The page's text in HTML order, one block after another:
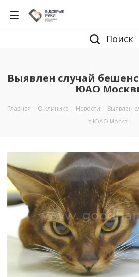
Поиск
Выявлен случай
ЮАО
Главная - О клинике - Новости - Выявлен
в ЮАО Москвы